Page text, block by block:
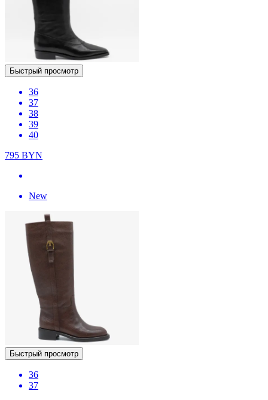
Быстрый просмотр
36
37
38
39
40
795 BYN
New
Быстрый просмотр
36
37